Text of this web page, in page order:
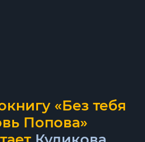
«Без тебя
Попова»